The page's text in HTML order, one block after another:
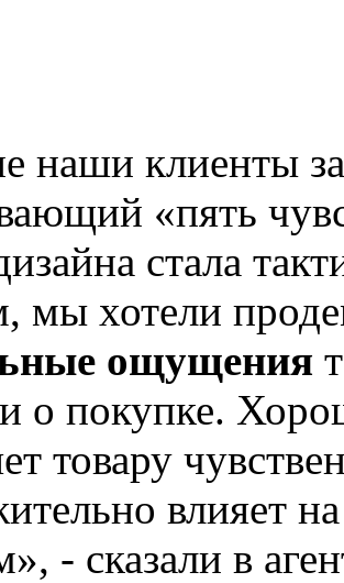
наши клиенты
«пять
стала
мы хотели
ощущения
о покупке.
товару
влияет
- сказали в